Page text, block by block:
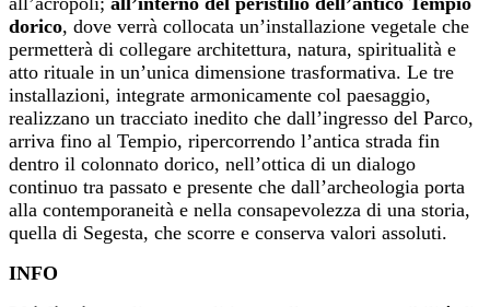
dorico, dove verrà collocata un’installazione vegetale che
permetterà di collegare architettura, natura, spiritualità e
atto rituale in un’unica dimensione trasformativa. Le tre
installazioni, integrate armonicamente col paesaggio,
realizzano un tracciato inedito che dall’ingresso del Parco,
arriva fino al Tempio, ripercorrendo l’antica strada fin
dentro il colonnato dorico, nell’ottica di un dialogo
continuo tra passato e presente che dall’archeologia porta
alla contemporaneità e nella consapevolezza di una storia,
quella di Segesta, che scorre e conserva valori assoluti.
INFO